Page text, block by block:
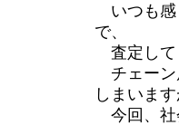
いつも感
で、
査定して
チェーン
しまいま
今回、社